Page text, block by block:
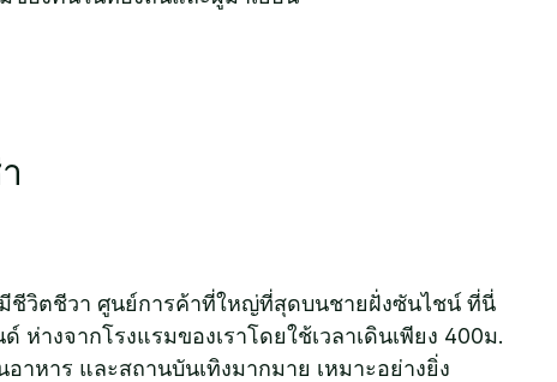
ชีวิตชีวา ศูนย์การค้าที่ใหญ่ที่สุดบนชายฝั่งซันไชน์ ที่นี่
ห่างจากโรงแรมของเราโดยใช้เวลาเดินเพียง 400ม.
าหาร และสถานบันเทิงมากมาย เหมาะอย่างยิ่ง